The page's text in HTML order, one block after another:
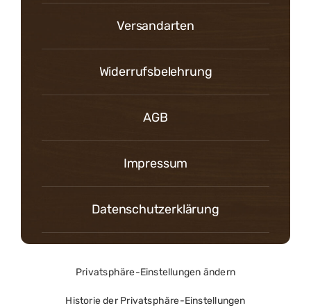
Versandarten
Widerrufsbelehrung
AGB
Impressum
Datenschutzerklärung
Privatsphäre-Einstellungen ändern
Historie der Privatsphäre-Einstellungen